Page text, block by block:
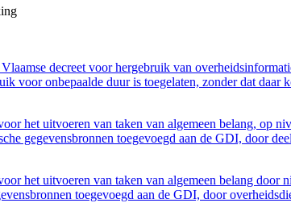
decreet voor hergebruik van
voor onbepaalde duur is toegelaten, zonder dat
het uitvoeren van taken van algemeen belang, op
gegevensbronnen toegevoegd aan de GDI, door
het uitvoeren van taken van algemeen belang door
toegevoegd aan de GDI, door